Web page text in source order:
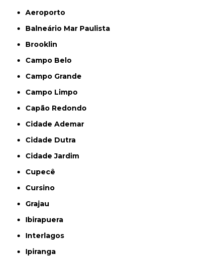
Aeroporto
Balneário Mar Paulista
Brooklin
Campo Belo
Campo Grande
Campo Limpo
Capão Redondo
Cidade Ademar
Cidade Dutra
Cidade Jardim
Cupecê
Cursino
Grajau
Ibirapuera
Interlagos
Ipiranga